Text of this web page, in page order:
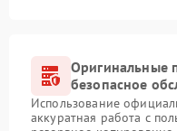
Оригинальные
безопасное
Использование
аккуратная работа с